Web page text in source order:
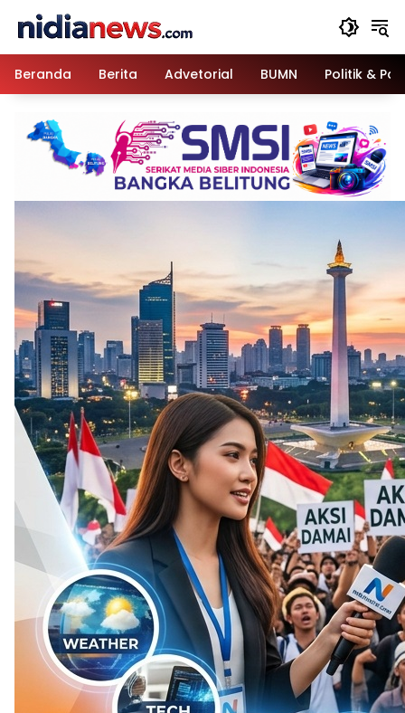
Beranda
Berita Advetorial BUMN Politik &